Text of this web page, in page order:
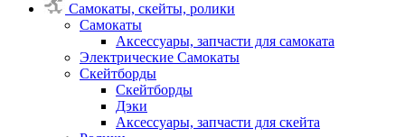
Самокаты, скейты, ролики
Самокаты
Аксессуары, запчасти для самоката
Электрические Самокаты
Скейтборды
Скейтборды
Дэки
Аксессуары, запчасти для скейта